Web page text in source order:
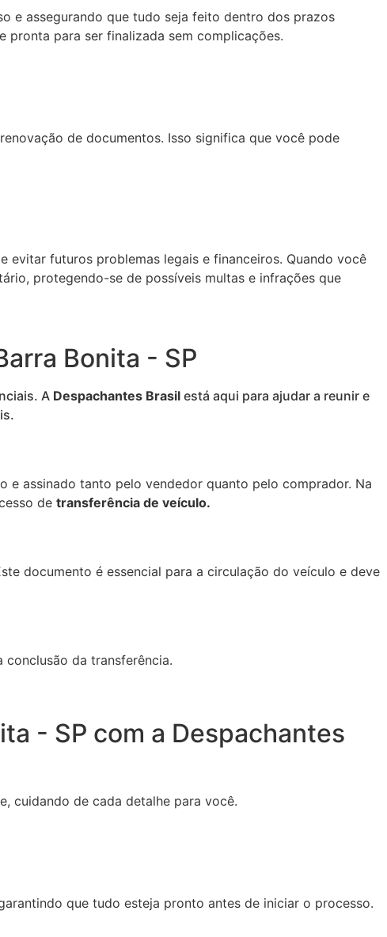
e assegurando que tudo seja feito dentro dos prazos
pronta para ser finalizada sem complicações.
de documentos. Isso significa que você pode
evitar futuros problemas legais e financeiros. Quando você
protegendo-se de possíveis multas e infrações que
Bonita - SP
A Despachantes Brasil está aqui para ajudar a reunir e
e assinado tanto pelo vendedor quanto pelo comprador. Na
de transferência de veículo.
documento é essencial para a circulação do veículo e deve
da transferência.
- SP com a Despachantes
cuidando de cada detalhe para você.
que tudo esteja pronto antes de iniciar o processo.